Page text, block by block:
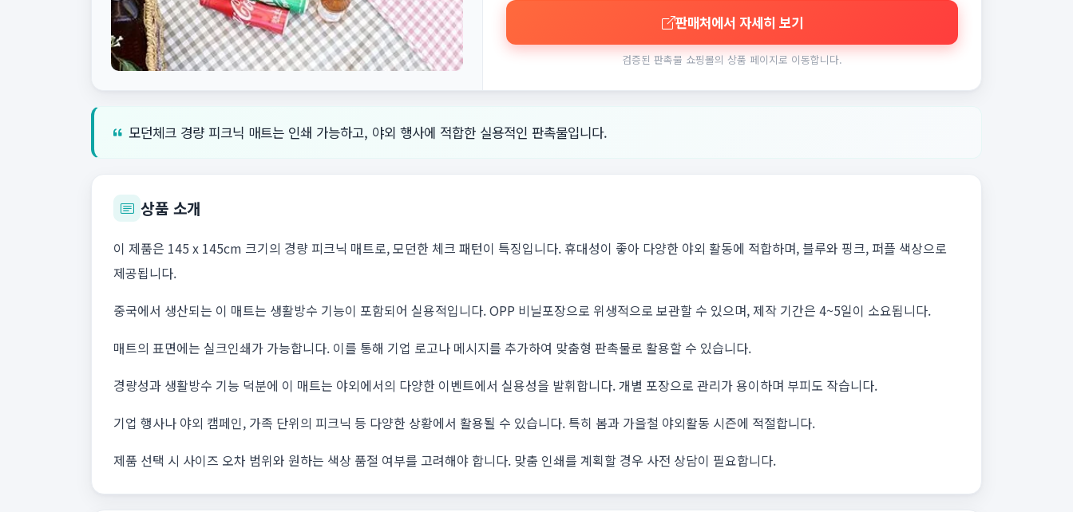
판매처에서 자세히 보기
검증된 판촉물 쇼핑몰의 상품 페이지로 이동합니다.
모던체크 경량 피크닉 매트는 인쇄 가능하고, 야외 행사에 적합한 실용적인 판촉물입니다.
상품 소개
이 제품은 145 x 145cm 크기의 경량 피크닉 매트로, 모던한 체크 패턴이 특징입니다. 휴대성이 좋아 다양한 야외 활동에 적합하며, 블루와 핑크, 퍼플 색상으로
제공됩니다.
중국에서 생산되는 이 매트는 생활방수 기능이 포함되어 실용적입니다. OPP 비닐포장으로 위생적으로 보관할 수 있으며, 제작 기간은 4~5일이 소요됩니다.
매트의 표면에는 실크인쇄가 가능합니다. 이를 통해 기업 로고나 메시지를 추가하여 맞춤형 판촉물로 활용할 수 있습니다.
경량성과 생활방수 기능 덕분에 이 매트는 야외에서의 다양한 이벤트에서 실용성을 발휘합니다. 개별 포장으로 관리가 용이하며 부피도 작습니다.
기업 행사나 야외 캠페인, 가족 단위의 피크닉 등 다양한 상황에서 활용될 수 있습니다. 특히 봄과 가을철 야외활동 시즌에 적절합니다.
제품 선택 시 사이즈 오차 범위와 원하는 색상 품절 여부를 고려해야 합니다. 맞춤 인쇄를 계획할 경우 사전 상담이 필요합니다.